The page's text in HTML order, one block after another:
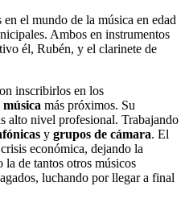
el mundo de la música en edad
Ambos en instrumentos
él, Rubén, y el clarinete de
inscribirlos en los
más próximos. Su
alto nivel profesional. Trabajando
y grupos de cámara. El
económica, dejando la
de tantos otros músicos
luchando por llegar a final